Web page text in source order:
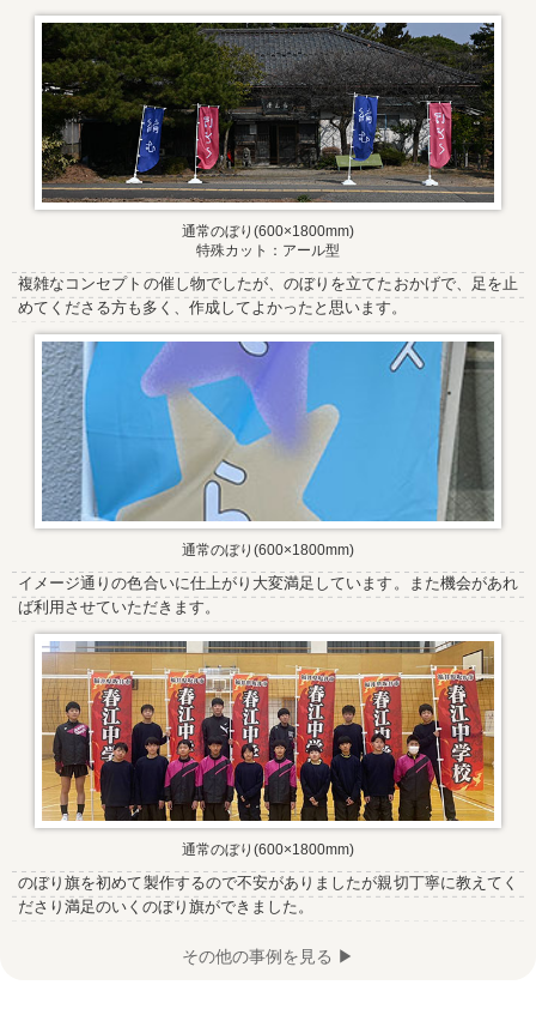
通常のぼり(600×1800mm)
特殊カット：アール型
複雑なコンセプトの催し物でしたが、のぼりを立てたおかげで、足を止
めてくださる方も多く、作成してよかったと思います。
通常のぼり(600×1800mm)
イメージ通りの色合いに仕上がり大変満足しています。また機会があれ
ば利用させていただきます。
通常のぼり(600×1800mm)
のぼり旗を初めて製作するので不安がありましたが親切丁寧に教えてく
ださり満足のいくのぼり旗ができました。
その他の事例を見る ▶